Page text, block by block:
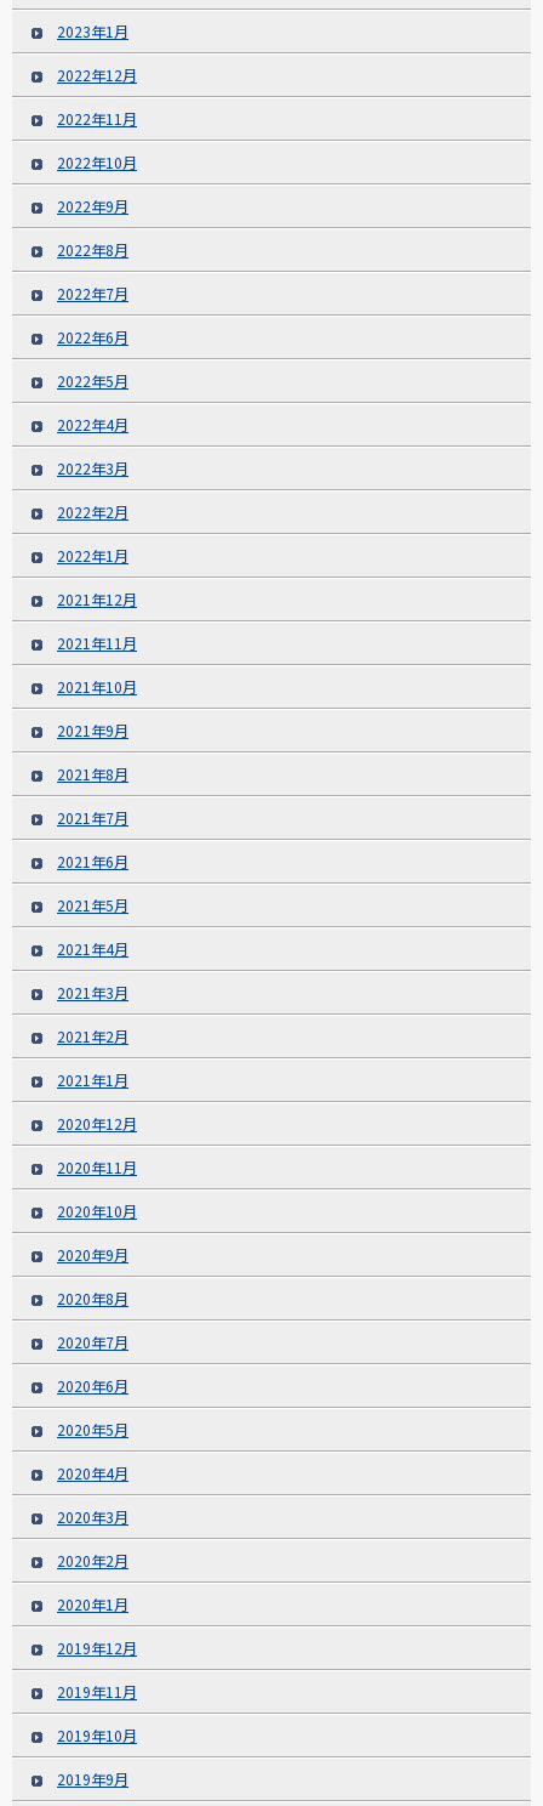
2023年1月
2022年12月
2022年11月
2022年10月
2022年9月
2022年8月
2022年7月
2022年6月
2022年5月
2022年4月
2022年3月
2022年2月
2022年1月
2021年12月
2021年11月
2021年10月
2021年9月
2021年8月
2021年7月
2021年6月
2021年5月
2021年4月
2021年3月
2021年2月
2021年1月
2020年12月
2020年11月
2020年10月
2020年9月
2020年8月
2020年7月
2020年6月
2020年5月
2020年4月
2020年3月
2020年2月
2020年1月
2019年12月
2019年11月
2019年10月
2019年9月